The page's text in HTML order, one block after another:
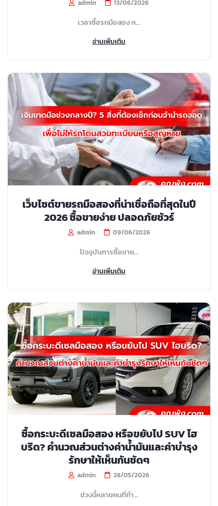
admin 13/06/2026
เวลาซื้อรถมือสอง ห...
อ่านเพิ่มเติม
เว็บไซต์ขายรถมือสองที่น่าเชื่อถือที่สุดในปี
2026 ซื้อขายง่าย ปลอดภัยชัวร์
admin 09/06/2026
ปัจจุบันการซื้อขาย...
อ่านเพิ่มเติม
ซื้อกระบะดีเซลมือสอง หรือขยับไป SUV ไฮ
บริด? คำนวณส่วนต่างค่าน้ำมันและค่าบำรุง
รักษาให้เห็นกันชัดๆ
admin 28/05/2026
ช่วงนี้หลายคนที่กำ...